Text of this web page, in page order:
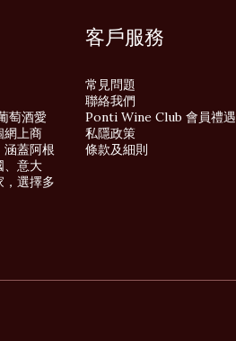
萄酒愛
網上商
涵蓋阿根
、意大
，選擇多
客戶服務
常見問題
聯絡我們
Ponti Wine Club 會員禮遇
私隱政策
條款及細則